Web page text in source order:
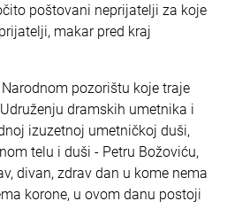
poštovani neprijatelji za koje
makar pred kraj
pozorištu koje traje
dramskih umetnika i
izuzetnoj umetničkoj duši,
telu i duši - Petru Božoviću,
divan, zdrav dan u kome nema
korone, u ovom danu postoji